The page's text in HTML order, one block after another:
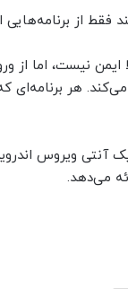
فقط از
ایمن نیست، اما
هر برنامه‌ای
آنتی ویروس
می‌دهد.